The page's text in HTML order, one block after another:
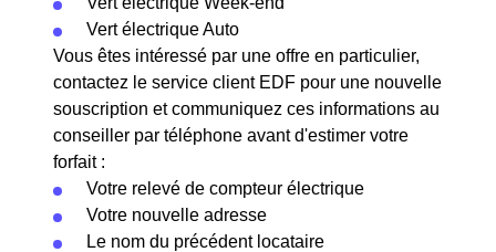
Vert électrique Auto
Vous êtes intéressé par une offre en particulier,
contactez le service client EDF pour une nouvelle
souscription et communiquez ces informations au
conseiller par téléphone avant d'estimer votre
forfait :
Votre relevé de compteur électrique
Votre nouvelle adresse
Le nom du précédent locataire